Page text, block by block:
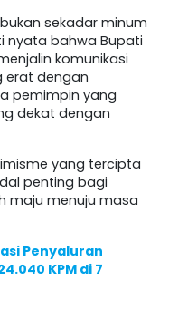
sekadar minum
nyata bahwa Bupati
komunikasi
erat dengan
pemimpin yang
dekat dengan
yang tercipta
penting bagi
maju menuju masa
Penyaluran
KPM di 7